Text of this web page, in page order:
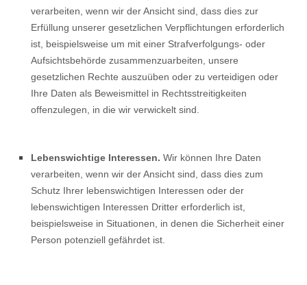
verarbeiten, wenn wir der Ansicht sind, dass dies zur
Erfüllung unserer gesetzlichen Verpflichtungen erforderlich
ist, beispielsweise um mit einer Strafverfolgungs- oder
Aufsichtsbehörde zusammenzuarbeiten, unsere
gesetzlichen Rechte auszuüben oder zu verteidigen oder
Ihre Daten als Beweismittel in Rechtsstreitigkeiten
offenzulegen, in die wir verwickelt sind.
Lebenswichtige Interessen. Wir können Ihre Daten
verarbeiten, wenn wir der Ansicht sind, dass dies zum
Schutz Ihrer lebenswichtigen Interessen oder der
lebenswichtigen Interessen Dritter erforderlich ist,
beispielsweise in Situationen, in denen die Sicherheit einer
Person potenziell gefährdet ist.